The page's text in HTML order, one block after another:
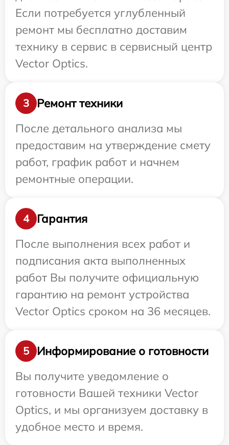
Если потребуется углубленный
ремонт мы бесплатно доставим
технику в сервис в сервисный центр
Vector Optics.
3
Ремонт техники
После детального анализа мы
предоставим на утверждение смету
работ, график работ и начнем
ремонтные операции.
4
Гарантия
После выполнения всех работ и
подписания акта выполненных
работ Вы получите официальную
гарантию на ремонт устройства
Vector Optics сроком на 36 месяцев.
5
Информирование о готовности
Вы получите уведомление о
готовности Вашей техники Vector
Optics, и мы организуем доставку в
удобное место и время.